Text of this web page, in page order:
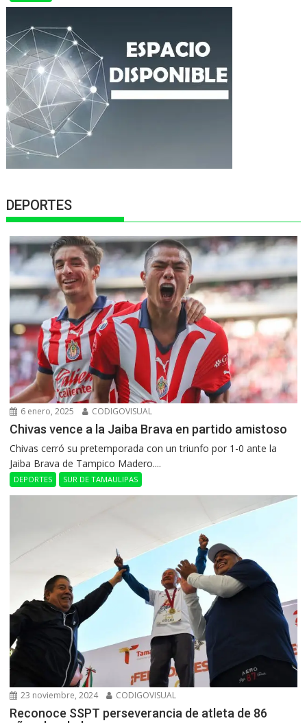
DEPORTES
6 enero, 2025 CODIGOVISUAL
Chivas vence a la Jaiba Brava en partido amistoso
Chivas cerró su pretemporada con un triunfo por 1-0 ante la
Jaiba Brava de Tampico Madero....
DEPORTES SUR DE TAMAULIPAS
23 noviembre, 2024 CODIGOVISUAL
Reconoce SSPT perseverancia de atleta de 86